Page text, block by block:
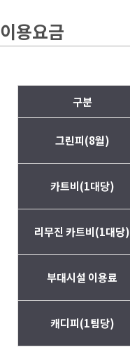
이용요금
구분
그린피(8월)
카트비(1대당)
리무진 카트비(1대당)
부대시설 이용료
캐디피(1팀당)